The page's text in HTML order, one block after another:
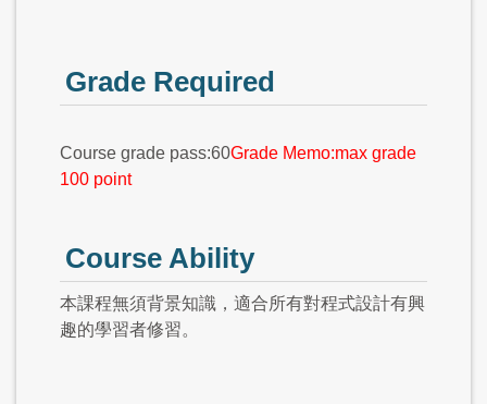
Grade Required
Course grade pass:60Grade Memo:max grade
100 point
Course Ability
本課程無須背景知識，適合所有對程式設計有興
趣的學習者修習。